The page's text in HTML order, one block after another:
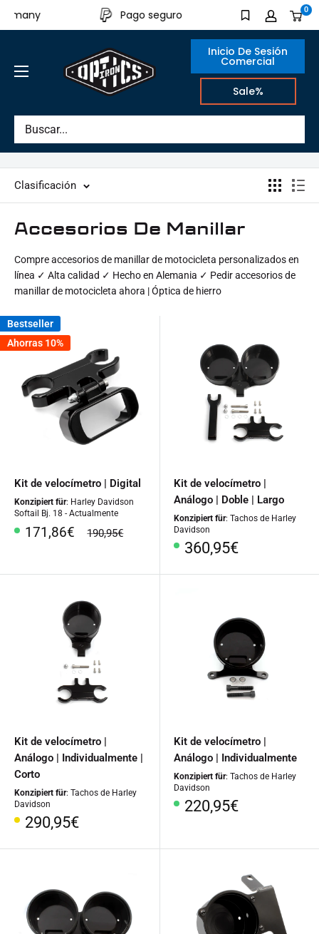
al
Pago seguro De 0
IRON
Inicio De Sesión
Comercial
Sale%
Clasificación
Accesorios De Manillar
Compre accesorios de manillar de motocicleta personalizados en
línea ✓ Alta calidad ✓ Hecho en Alemania ✓ Pedir accesorios de
manillar de motocicleta ahora | Óptica de hierro
Bestseller
Ahorras 10%
Kit de velocímetro | Digital
Konzipiert für: Harley Davidson
Softail Bj. 18 - Actualmente
Precio
171,86€
precio
190,95€
Kit de velocímetro |
Análogo | Doble | Largo
Konzipiert für: Tachos de Harley
Davidson
Precio
360,95€
Kit de velocímetro |
Análogo | Individualmente |
Corto
Konzipiert für: Tachos de Harley
Davidson
Precio
290,95€
Kit de velocímetro |
Análogo | Individualmente
Konzipiert für: Tachos de Harley
Davidson
Precio
220,95€